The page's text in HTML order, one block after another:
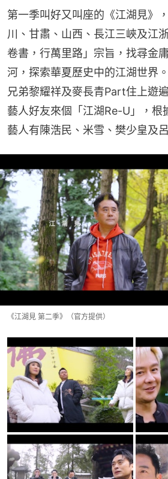
第一季叫好又叫座的《江湖見》
川、甘肅、山西、長江三峽及江
卷書，行萬里路」宗旨，找尋金
河，探索華夏歷史中的江湖世界
兄弟黎耀祥及麥長青Part住上遊
藝人好友來個「江湖Re-U」，根
藝人有陳浩民、米雪、樊少皇及
《江湖見 第二季》（官方提供）